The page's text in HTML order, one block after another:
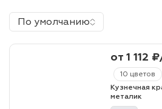
по
По умолчанию
10 цветов
от 1 112
Кузнечная
металик